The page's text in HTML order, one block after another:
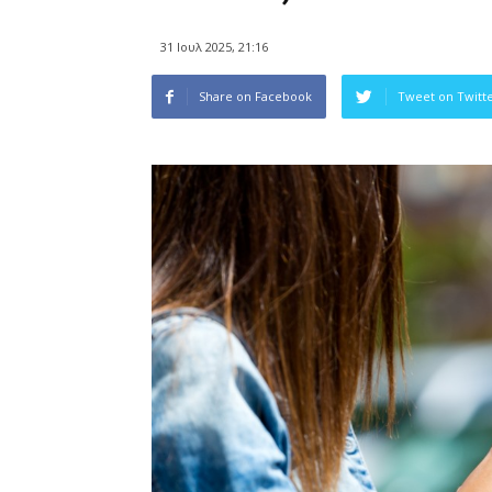
31 Ιουλ 2025, 21:16
Share on Facebook Tweet on